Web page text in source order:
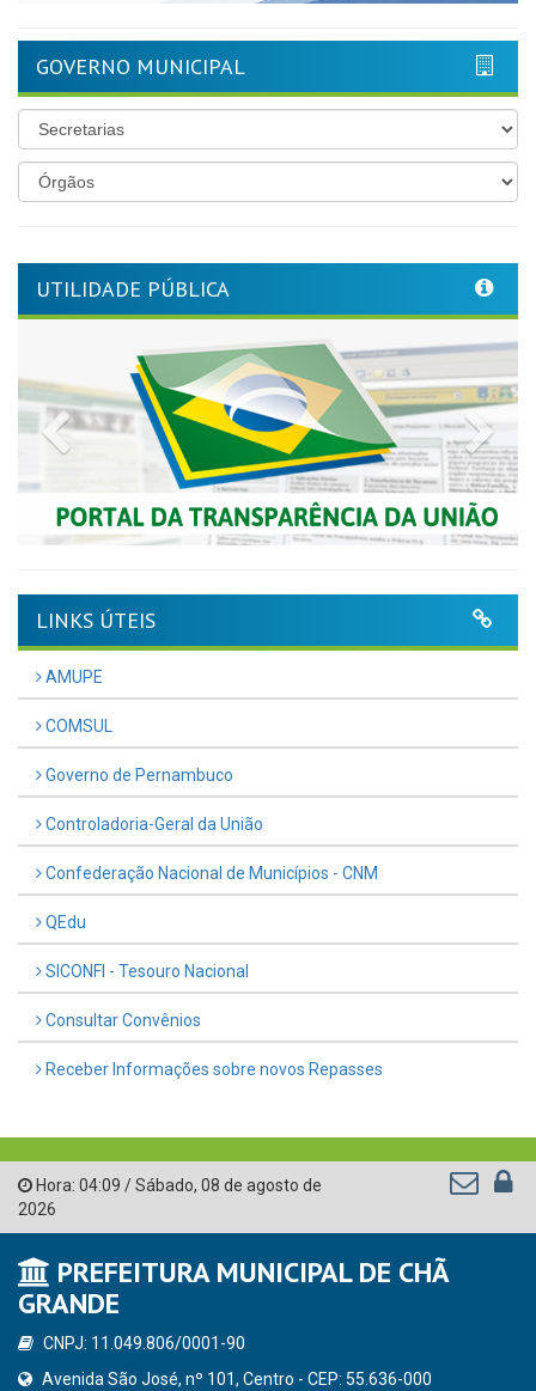
GOVERNO MUNICIPAL
UTILIDADE PÚBLICA
Previous
LINKS ÚTEIS
AMUPE
COMSUL
Governo de Pernambuco
Controladoria-Geral da União
Confederação Nacional de Municípios - CNM
QEdu
SICONFI - Tesouro Nacional
Consultar Convênios
Receber Informações sobre novos Repasses
Hora: 04:09 /Sábado, 08 de agosto de
2026
PREFEITURA MUNICIPAL DE CHÃ
GRANDE
CNPJ: 11.049.806/0001-90
Avenida São José, nº 101, Centro - CEP: 55.636-000